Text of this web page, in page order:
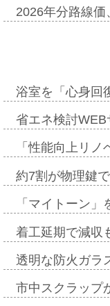
2026年分路線
浴室を「心身回
省エネ検討
「性能向上リ
約7割が物理鍵
「マイトーン
着工延期で減収
透明な防火ガラ
市中スクラップ